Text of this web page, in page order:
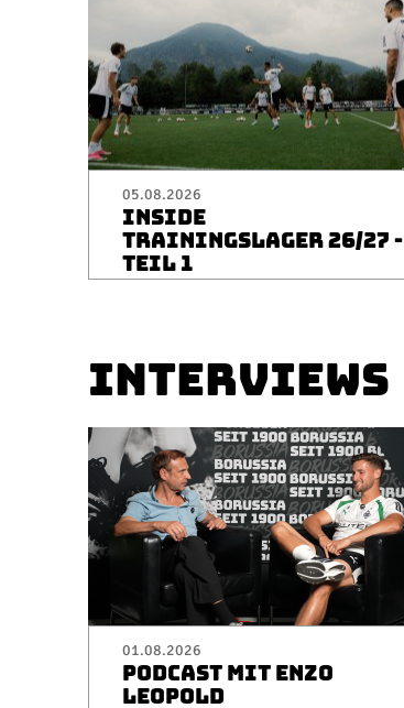
05.08.2026
INSIDE
TRAININGSLAGER 26/27 -
TEIL 1
INTERVIEWS
01.08.2026
PODCAST MIT ENZO
LEOPOLD